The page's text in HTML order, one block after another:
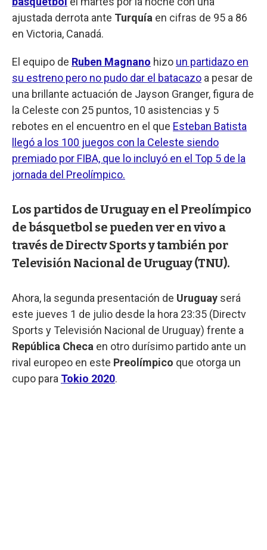
ajustada derrota ante Turquía en cifras de 95 a 86
en Victoria, Canadá.
El equipo de Ruben Magnano hizo un partidazo en
su estreno pero no pudo dar el batacazo a pesar de
una brillante actuación de Jayson Granger, figura de
la Celeste con 25 puntos, 10 asistencias y 5
rebotes en el encuentro en el que Esteban Batista
llegó a los 100 juegos con la Celeste siendo
premiado por FIBA, que lo incluyó en el Top 5 de la
jornada del Preolímpico.
Los partidos de Uruguay en el Preolímpico
de básquetbol se pueden ver en vivo a
través de Directv Sports y también por
Televisión Nacional de Uruguay (TNU).
Ahora, la segunda presentación de Uruguay será
este jueves 1 de julio desde la hora 23:35 (Directv
Sports y Televisión Nacional de Uruguay) frente a
República Checa en otro durísimo partido ante un
rival europeo en este Preolímpico que otorga un
cupo para Tokio 2020.